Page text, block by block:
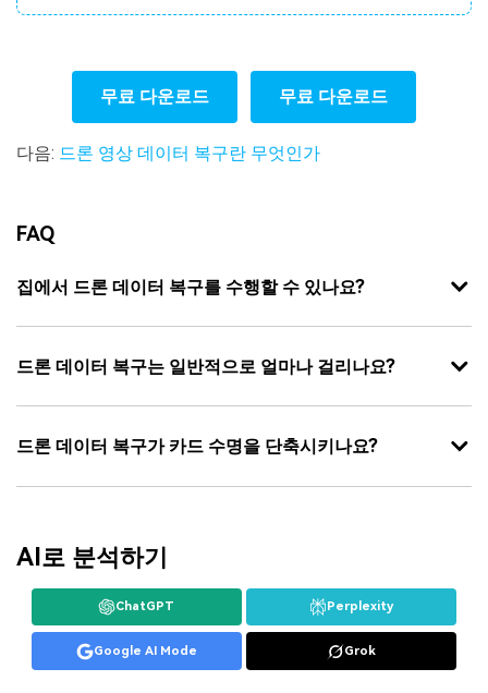
무료 다운로드 무료 다운로드
다음: 드론 영상 데이터 복구란 무엇인가
FAQ
집에서 드론 데이터 복구를 수행할 수 있나요?
드론 데이터 복구는 일반적으로 얼마나 걸리나요?
드론 데이터 복구가 카드 수명을 단축시키나요?
AI로 분석하기
ChatGPT Perplexity
Google AI Mode Grok